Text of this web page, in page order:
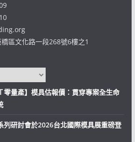
區文化路一段268號6樓之1
零量產】模具估報價：貫穿專案全生命
列研討會於2026台北國際模具展重磅登